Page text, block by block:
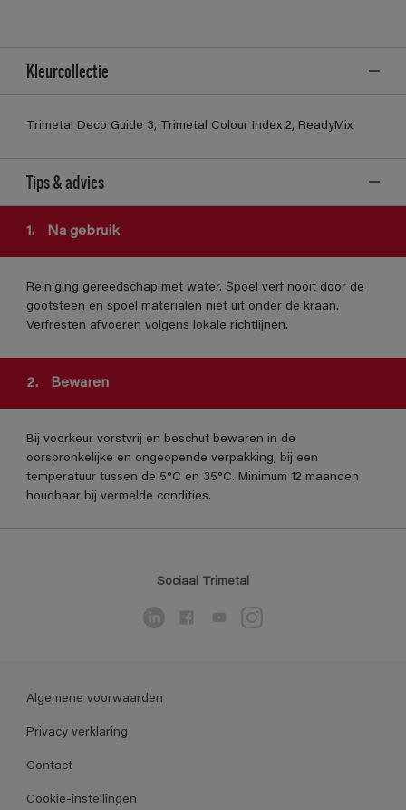
Kleurcollectie
Trimetal Deco Guide 3, Trimetal Colour Index 2, ReadyMix
Tips & advies
1. Na gebruik
Reiniging gereedschap met water. Spoel verf nooit door de
gootsteen en spoel materialen niet uit onder de kraan.
Verfresten afvoeren volgens lokale richtlijnen.
2. Bewaren
Bij voorkeur vorstvrij en beschut bewaren in de
oorspronkelijke en ongeopende verpakking, bij een
temperatuur tussen de 5°C en 35°C. Minimum 12 maanden
houdbaar bij vermelde condities.
Sociaal Trimetal
Algemene voorwaarden
Privacy verklaring
Contact
Cookie-instellingen